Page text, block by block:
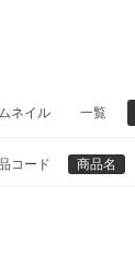
ネイル 一覧
コード 商品名